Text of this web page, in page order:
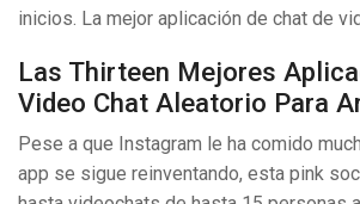
inicios. La mejor aplicación de chat de
Las Thirteen Mejores
Video Chat Aleatorio Para
Pese a que Instagram le ha comido
app se sigue reinventando, esta pink